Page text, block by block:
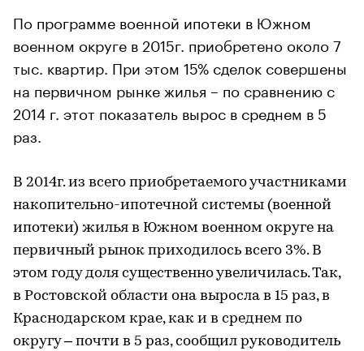
По программе военной ипотеки в Южном
военном округе в 2015г. приобретено около 7
тыс. квартир. При этом 15% сделок совершены
на первичном рынке жилья – по сравнению с
2014 г. этот показатель вырос в среднем в 5
раз.
В 2014г. из всего приобретаемого участниками
накопительно-ипотечной системы (военной
ипотеки) жилья в Южном военном округе на
первичный рынок приходилось всего 3%. В
этом году доля существенно увеличилась. Так,
в Ростовской области она выросла в 15 раз, в
Краснодарском крае, как и в среднем по
округу – почти в 5 раз, сообщил руководитель